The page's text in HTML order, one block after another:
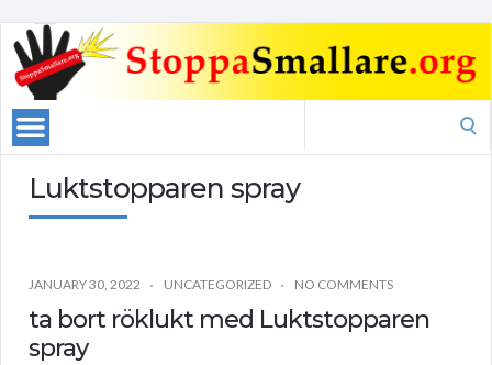
Luktstopparen spray
JANUARY 30, 2022 UNCATEGORIZED NO COMMENTS
ta bort röklukt med Luktstopparen
spray